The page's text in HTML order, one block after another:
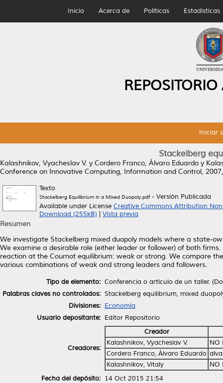
Inicio Acerca de Políticas Estadísticas
Iniciar
Stackelberg
Kalashnikov, Vyacheslav V. y Cordero Franco, Álvaro Eduardo y
Conference on Innovative Computing, Information and Control,
Texto
Stackelberg Equilibrium in a Mixed Duopoly.pdf- Versión Publicada
Available under License Creative Commons Attribution
Download (255kB)
Vista previa
Resumen
We investigate Stackelberg mixed duopoly models where a state-
We examine a desirable role (either leader or follower) of both
reaction at the Cournot equilibrium: weak or strong. We compare
various combinations of weak and strong leaders and followers.
Tipo de elemento: Conferencia o artículo de un taller.
Palabras claves no controlados: Stackelberg equilibrium, mixed
Divisiones: Economía
Usuario depositante: Editor Repositorio
Creadores:
Creador
Kalashnikov, Vyacheslav V.
NO
Cordero Franco, Álvaro Eduardo
Kalashnikov, Vitaly
NO
Fecha del depósito: 14 Oct 2015 21:54